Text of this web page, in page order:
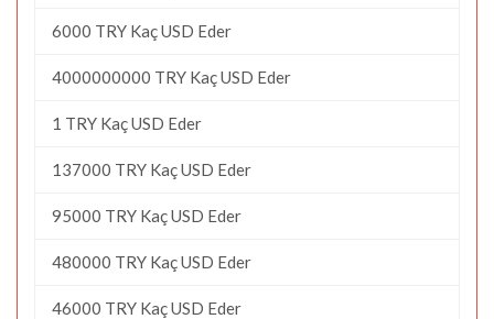
6000 TRY Kaç USD Eder
4000000000 TRY Kaç USD Eder
1 TRY Kaç USD Eder
137000 TRY Kaç USD Eder
95000 TRY Kaç USD Eder
480000 TRY Kaç USD Eder
46000 TRY Kaç USD Eder